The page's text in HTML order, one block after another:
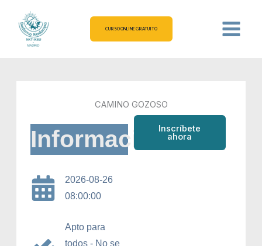
contenido
CURSO ONLINE GRATUITO
CAMINO GOZOSO
Información
2026-08-26
08:00:00
Apto para
todos - No se
Inscríbete
ahora